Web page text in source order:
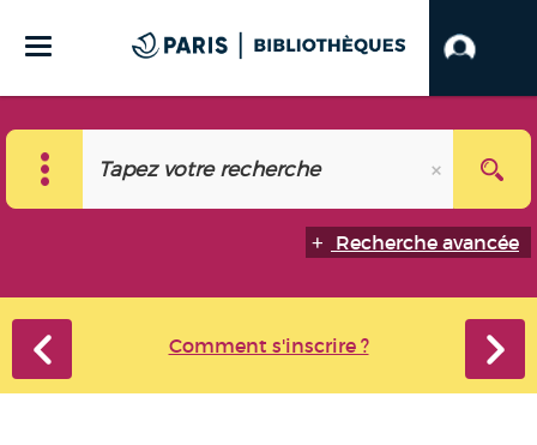
Recherche avancée
Comment s'inscrire ?